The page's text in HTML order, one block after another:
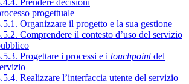
progettuale
Organizzare il progetto e la sua gestione
Comprendere il contesto d’uso del servizio
Progettare i processi e i touchpointdel
Realizzare l’interfaccia utente del servizio